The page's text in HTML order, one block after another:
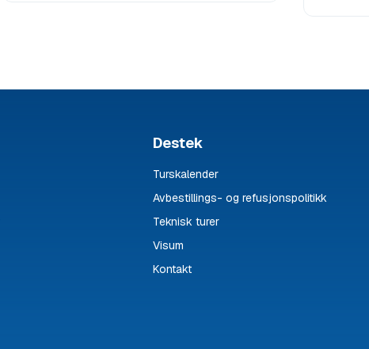
Destek
Turskalender
Avbestillings- og refusjonspolitikk
Teknisk turer
Visum
Kontakt